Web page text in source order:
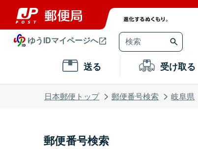
ゆうIDマイページへ
送る 受け取る
日本郵便トップ 郵便番号検索 岐阜県
郵便番号検索